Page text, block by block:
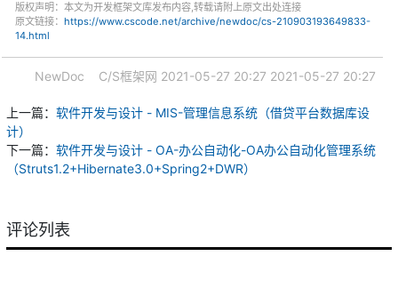
版权声明：本文为开发框架文库发布内容,转载请附上原文出处连接
原文链接： https://www.cscode.net/archive/newdoc/cs-210903193649833-
14.html
NewDoc C/S框架网 2021-05-27 20:27 2021-05-27 20:27
上一篇： 软件开发与设计 - MIS-管理信息系统（借贷平台数据库设
计）
下一篇： 软件开发与设计 - OA-办公自动化-OA办公自动化管理系统
（Struts1.2+Hibernate3.0+Spring2+DWR）
评论列表